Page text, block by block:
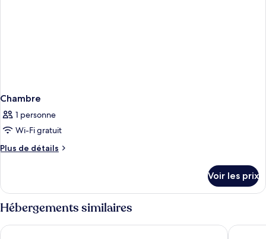
Chambre
1 personne
Wi-Fi gratuit
Plus de détails
Plus
le
type
de
Chambre
Voir les prix
Hébergements similaires
Massimi City Garden Hotel The